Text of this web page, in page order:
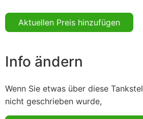
Aktuellen Preis hinzufügen
Info ändern
Wenn Sie etwas über diese
nicht geschrieben wurde,